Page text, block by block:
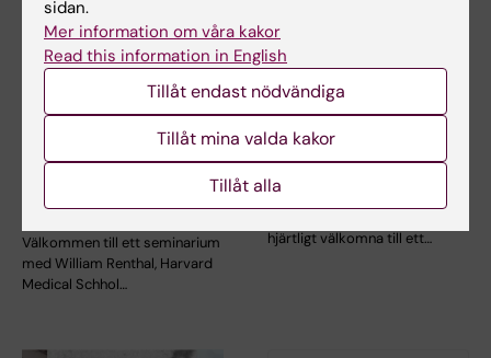
27 aug 2026
"Celltyper och
smärta"
Välkommen till ett seminarium
med William Renthal, Harvard
Medical Schhol…
27 aug 2026 27 aug 2026
Ebola: från Goma till
Stockholm, vad kan
vi lära oss?
hjärtligt välkomna till ett…
sidan.
Mer information om våra kakor
Read this information in English
Tillåt endast nödvändiga
Tillåt mina valda kakor
Tillåt alla